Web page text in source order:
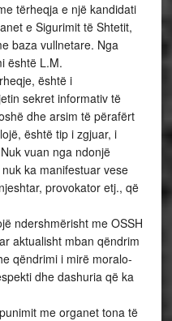
tërheqja e një kandidati
e Sigurimit të Shtetit,
baza vullnetare. Nga
është L.M.
është i
sekret informativ të
dhe arsim të përafërt
është tip i zgjuar, i
vuan nga ndonjë
ka manifestuar vese
provokator etj., që
ndershmërisht me OSSH
aktualisht mban qëndrim
qëndrimi i mirë moralo-
dhe dashuria që ka
me organet tona të